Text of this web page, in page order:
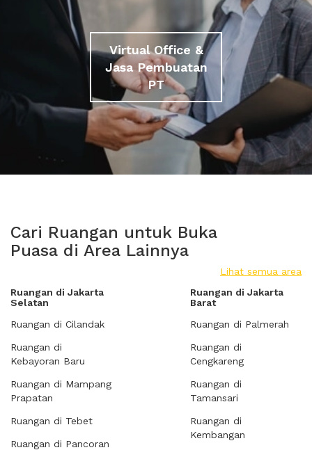
Virtual Office &
Jasa Pembuatan
PT
Cari Ruangan untuk Buka
Puasa di Area Lainnya
Lihat semua area
Ruangan di Jakarta
Selatan
Ruangan di Cilandak
Ruangan di
Kebayoran Baru
Ruangan di Mampang
Prapatan
Ruangan di Tebet
Ruangan di Pancoran
Ruangan di Jakarta
Barat
Ruangan di Palmerah
Ruangan di
Cengkareng
Ruangan di
Tamansari
Ruangan di
Kembangan